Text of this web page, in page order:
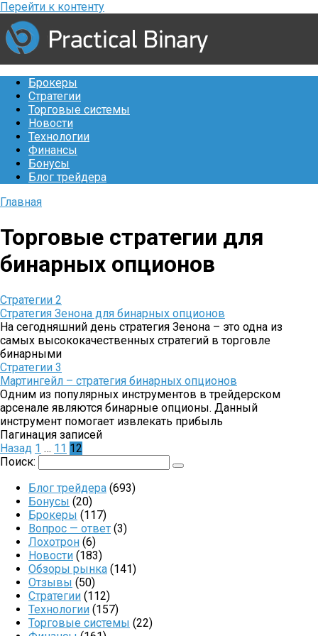
Перейти к контенту
Брокеры
Стратегии
Торговые системы
Новости
Технологии
Финансы
Бонусы
Блог трейдера
Главная
Торговые стратегии для
бинарных опционов
Стратегии 2
Стратегия Зенона для бинарных опционов
На сегодняшний день стратегия Зенона – это одна из
самых высококачественных стратегий в торговле
бинарными
Стратегии 3
Мартингейл – стратегия бинарных опционов
Одним из популярных инструментов в трейдерском
арсенале являются бинарные опционы. Данный
инструмент помогает извлекать прибыль
Пагинация записей
Назад 1 … 11 12
Поиск:
Блог трейдера (693)
Бонусы (20)
Брокеры (117)
Вопрос — ответ (3)
Лохотрон (6)
Новости (183)
Обзоры рынка (141)
Отзывы (50)
Стратегии (112)
Технологии (157)
Торговые системы (22)